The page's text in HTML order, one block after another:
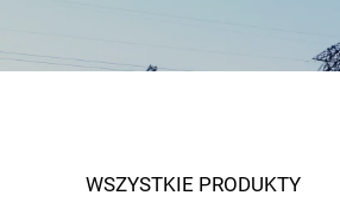
WSZYSTKIE PRODUKTY